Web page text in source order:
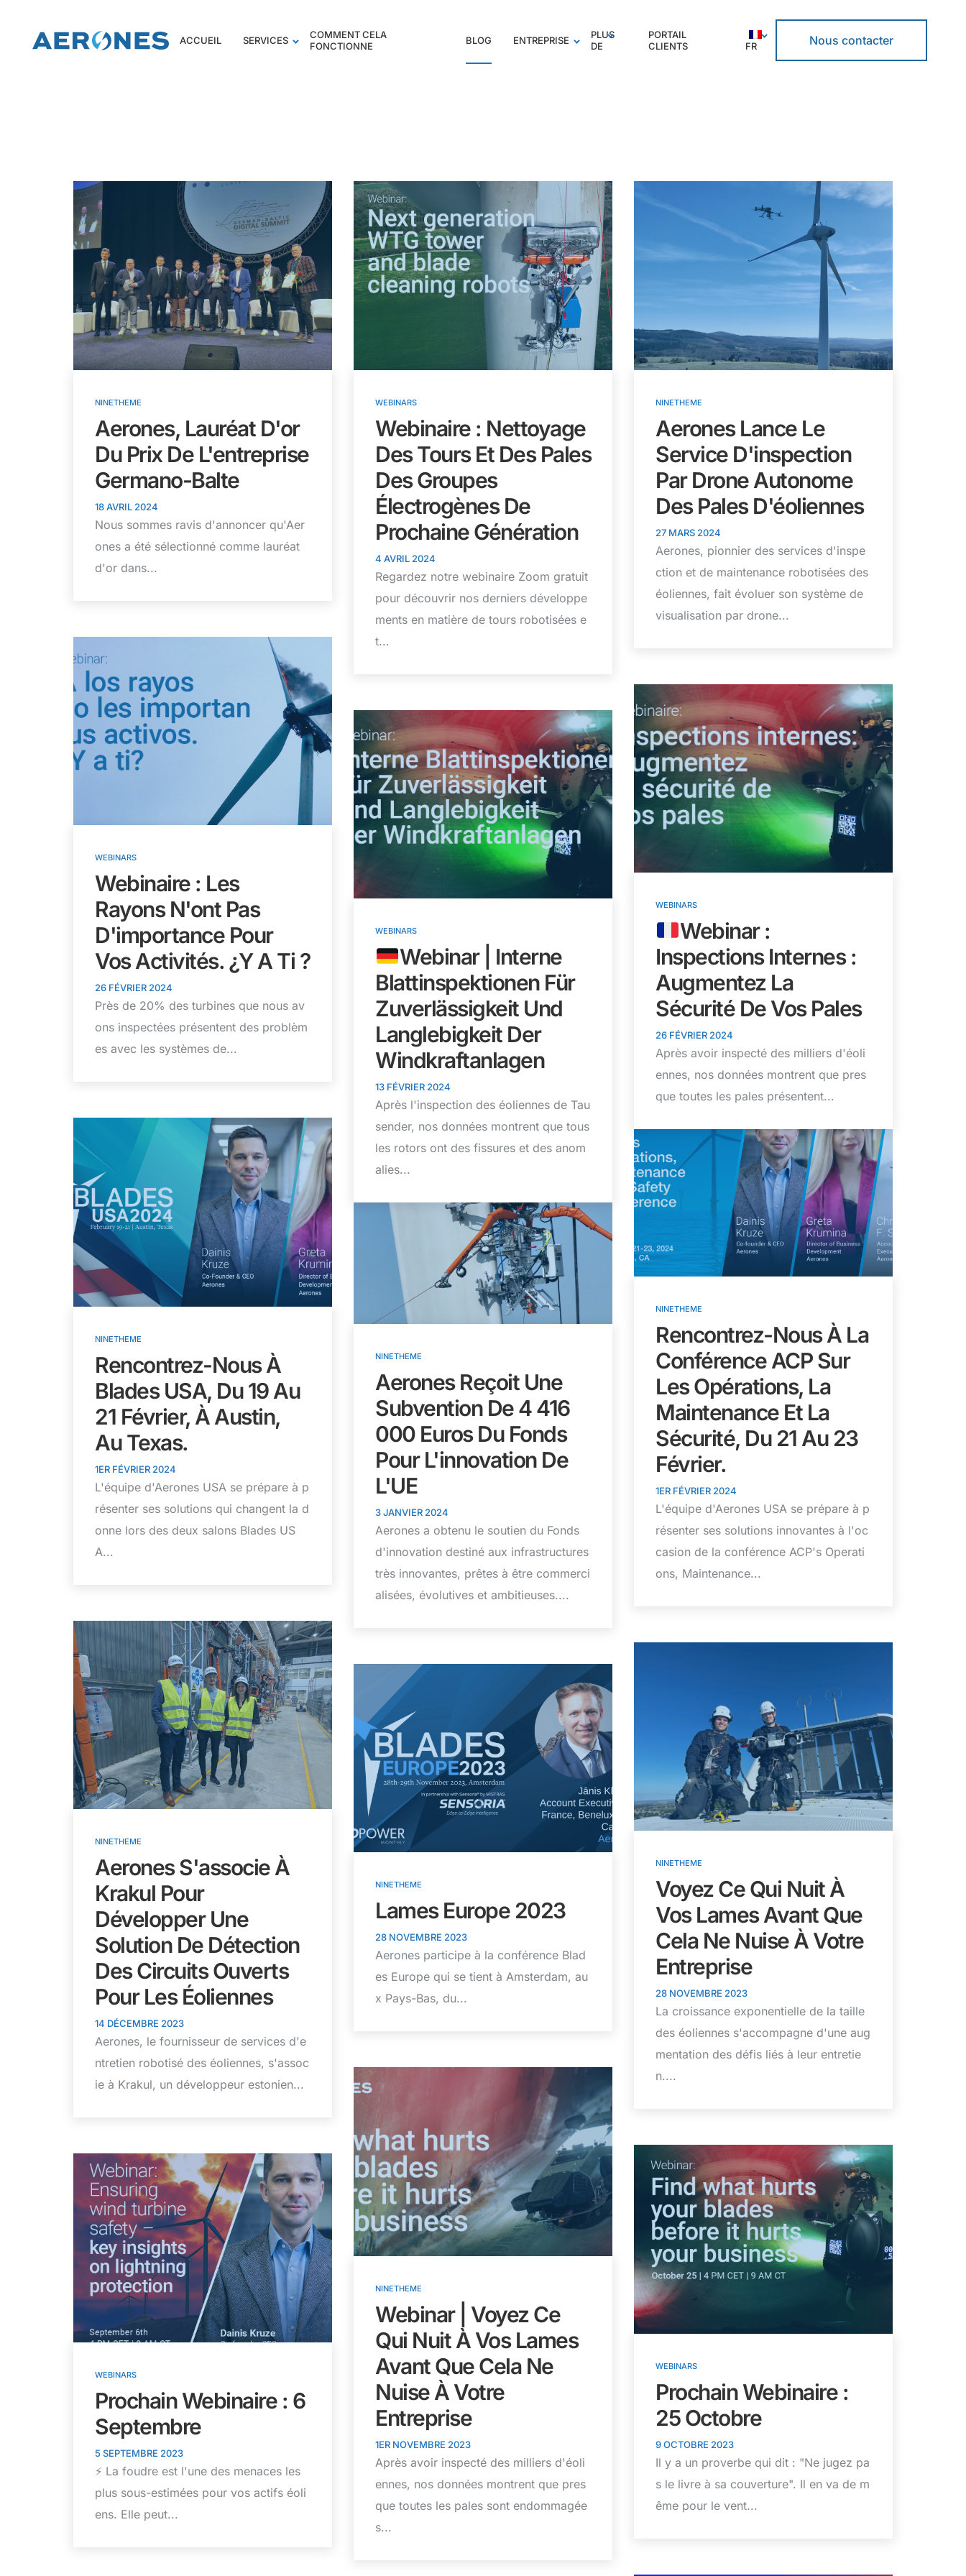
ACCUEIL SERVICES
COMMENT CELA
FONCTIONNE
BLOG ENTREPRISE
PLUS
DE
PORTAIL
CLIENTS
FR Nous contacter
NINETHEME
Aerones, Lauréat D'or
Du Prix De L'entreprise
Germano-Balte
18 AVRIL 2024
Nous sommes ravis d'annoncer qu'Aer
ones a été sélectionné comme lauréat
d'or dans...
WEBINARS
Webinaire : Nettoyage
Des Tours Et Des Pales
Des Groupes
Électrogènes De
Prochaine Génération
4 AVRIL 2024
Regardez notre webinaire Zoom gratuit
pour découvrir nos derniers développe
ments en matière de tours robotisées e
t...
NINETHEME
Aerones Lance Le
Service D'inspection
Par Drone Autonome
Des Pales D'éoliennes
27 MARS 2024
Aerones, pionnier des services d'inspe
ction et de maintenance robotisées des
éoliennes, fait évoluer son système de
visualisation par drone...
WEBINARS
Webinaire : Les
Rayons N'ont Pas
D'importance Pour
Vos Activités. ¿Y A Ti ?
26 FÉVRIER 2024
Près de 20% des turbines que nous av
ons inspectées présentent des problèm
es avec les systèmes de...
WEBINARS
Webinar :
Inspections Internes :
Augmentez La
Sécurité De Vos Pales
26 FÉVRIER 2024
Après avoir inspecté des milliers d'éoli
ennes, nos données montrent que pres
que toutes les pales présentent...
WEBINARS
Webinar | Interne
Blattinspektionen Für
Zuverlässigkeit Und
Langlebigkeit Der
Windkraftanlagen
13 FÉVRIER 2024
Après l'inspection des éoliennes de Tau
sender, nos données montrent que tous
les rotors ont des fissures et des anom
alies...
NINETHEME
Rencontrez-Nous À La
Conférence ACP Sur
Les Opérations, La
Maintenance Et La
Sécurité, Du 21 Au 23
Février.
1ER FÉVRIER 2024
L'équipe d'Aerones USA se prépare à p
résenter ses solutions innovantes à l'oc
casion de la conférence ACP's Operati
ons, Maintenance...
NINETHEME
Rencontrez-Nous À
Blades USA, Du 19 Au
21 Février, À Austin,
Au Texas.
1ER FÉVRIER 2024
L'équipe d'Aerones USA se prépare à p
résenter ses solutions qui changent la d
onne lors des deux salons Blades US
A...
NINETHEME
Aerones Reçoit Une
Subvention De 4 416
000 Euros Du Fonds
Pour L'innovation De
L'UE
3 JANVIER 2024
Aerones a obtenu le soutien du Fonds
d'innovation destiné aux infrastructures
très innovantes, prêtes à être commerci
alisées, évolutives et ambitieuses....
NINETHEME
Aerones S'associe À
Krakul Pour
Développer Une
Solution De Détection
Des Circuits Ouverts
Pour Les Éoliennes
14 DÉCEMBRE 2023
Aerones, le fournisseur de services d'e
ntretien robotisé des éoliennes, s'assoc
ie à Krakul, un développeur estonien...
NINETHEME
Voyez Ce Qui Nuit À
Vos Lames Avant Que
Cela Ne Nuise À Votre
Entreprise
28 NOVEMBRE 2023
La croissance exponentielle de la taille
des éoliennes s'accompagne d'une aug
mentation des défis liés à leur entretie
n....
NINETHEME
Lames Europe 2023
28 NOVEMBRE 2023
Aerones participe à la conférence Blad
es Europe qui se tient à Amsterdam, au
x Pays-Bas, du...
NINETHEME
Webinar | Voyez Ce
Qui Nuit À Vos Lames
Avant Que Cela Ne
Nuise À Votre
Entreprise
1ER NOVEMBRE 2023
Après avoir inspecté des milliers d'éoli
ennes, nos données montrent que pres
que toutes les pales sont endommagée
s...
WEBINARS
Prochain Webinaire :
25 Octobre
9 OCTOBRE 2023
Il y a un proverbe qui dit : "Ne jugez pa
s le livre à sa couverture". Il en va de m
ême pour le vent...
WEBINARS
Prochain Webinaire : 6
Septembre
5 SEPTEMBRE 2023
⚡ La foudre est l'une des menaces les
plus sous-estimées pour vos actifs éoli
ens. Elle peut...